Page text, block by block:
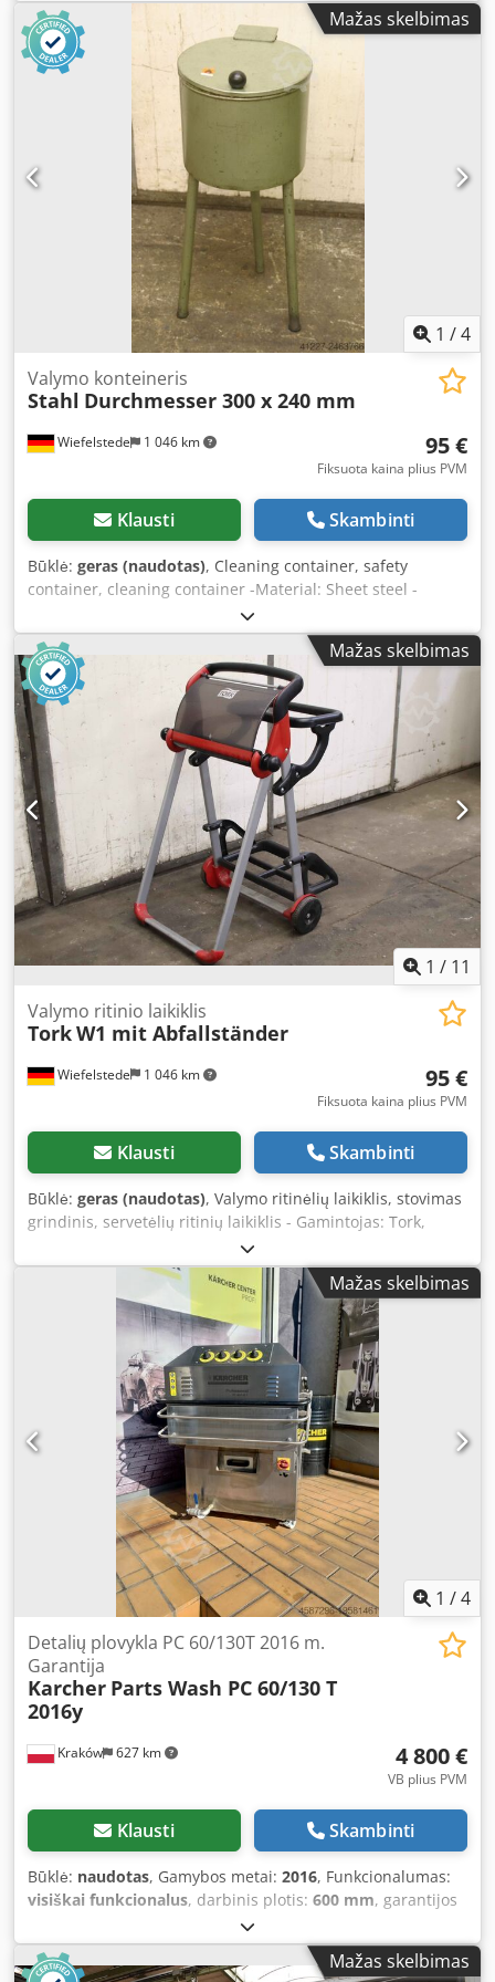
Mažas skelbimas
1 /4
Wiefelstede 1 046 km
Valymo konteineris
Stahl Durchmesser 300 x 240 mm
95 €
Fiksuota kaina plius PVM
Klausti Skambinti
Būklė: geras (naudotas), Cleaning container, safety
container, cleaning container -Material: Sheet steel -
Container dimensions: Ø 295 x 235 mm -Sieve basket: Ø
265 x 100 mm -Quantity: 3 units available -Price: per piece
Dkedpfjcnha Aox Aqrsr -Dimensions: 310/370/H740 mm -
Weight: 8 kg
Mažas skelbimas
1 / 11
Wiefelstede 1 046 km
Valymo ritinio laikiklis
TorkW1 mit Abfallständer
95 €
Fiksuota kaina plius PVM
Klausti Skambinti
Būklė: geras (naudotas), Valymo ritinėlių laikiklis, stovimas
grindinis, servetėlių ritinių laikiklis - Gamintojas: Tork,
grindinis servetėlių ritinio laikiklis su atliekų stovu Dodpfer
Im R Aex Aqrskr - Tipas: W1 - Ritinio plotis: iki apie 450 mm
- Kiekis: 5 vnt. valymo ritinėlių laikiklių - Kaina: už vienetą -
Matmenys: 710/590/H1010 mm - Svoris: 8,1 kg/vnt.
Mažas skelbimas
1 /4
Kraków 627 km
Detalių plovykla PC 60/130T 2016 m.
Garantija
Karcher Parts Wash PC 60/130 T
2016y
4 800 €
VB plius PVM
Klausti Skambinti
Būklė: naudotas, Gamybos metai: 2016, Funkcionalumas:
visiškai funkcionalus, darbinis plotis: 600 mm, garantijos
, įėjimo įtampa:
aukštis:1 250 mm, bendras plotis:1 000 mm, bendras
ilgis:1 080 mm, triukšmo lygis: 65 dB
, We offer for sale the
Mažas skelbimas